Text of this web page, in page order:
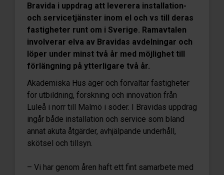
Bravida i uppdrag att leverera installation-
och servicetjänster inom el och vs till deras
fastigheter runt om i Sverige. Ramavtalen
involverar elva av Bravidas avdelningar och
löper under minst två år med möjlighet till
förlängning på ytterligare två år.
Akademiska Hus äger och förvaltar fastigheter
för utbildning, forskning och innovation från
Luleå i norr till Malmö i söder. I Bravidas uppdrag
ingår både installation och service som bland
annat akuta åtgärder, avhjälpande underhåll,
skötsel och tillsyn.
– Vi har genom åren haft ett fint samarbete med